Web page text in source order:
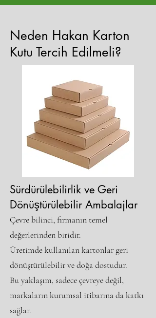
Neden Hakan Karton
Kutu Tercih Edilmeli?
Sürdürülebilirlik ve Geri
Dönüştürülebilir Ambalajlar
Çevre bilinci, firmanın temel
değerlerinden biridir.
Üretimde kullanılan kartonlar geri
dönüştürülebilir ve doğa dostudur.
Bu yaklaşım, sadece çevreye değil,
markaların kurumsal itibarına da katkı
sağlar.